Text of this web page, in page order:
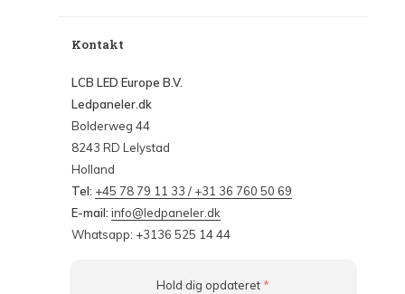
Kontakt
LCB LED Europe B.V.
Ledpaneler.dk
Bolderweg 44
8243 RD Lelystad
Holland
Tel: +45 78 79 11 33 / +31 36 760 50 69
E-mail: info@ledpaneler.dk
Whatsapp: +3136 525 14 44
Hold dig opdateret *